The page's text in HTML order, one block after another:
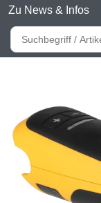
Zu News & Infos
Für